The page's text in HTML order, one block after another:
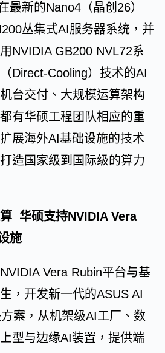
最新的Nano4（晶创26）
丛集式AI服务器系统，并
NVIDIA GB200 NVL72系
Direct-Cooling）技术的AI
台交付、大规模运算架构
有华硕工程团队相应的重
展海外AI基础设施的技术
造国家级到国际级的算力
华硕支持NVIDIA Vera
施
Vera Rubin平台与基
，开发新一代的ASUS AI
案，从机架级AI工厂、数
型与边缘AI装置，提供端